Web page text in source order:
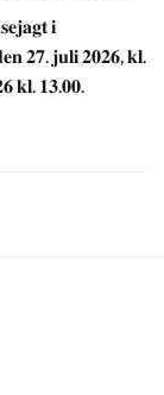
𝐢
𝟐𝟕. 𝐣𝐮𝐥𝐢 𝟐𝟎𝟐𝟔, 𝐤𝐥.
𝐤𝐥. 𝟏𝟑.𝟎𝟎.